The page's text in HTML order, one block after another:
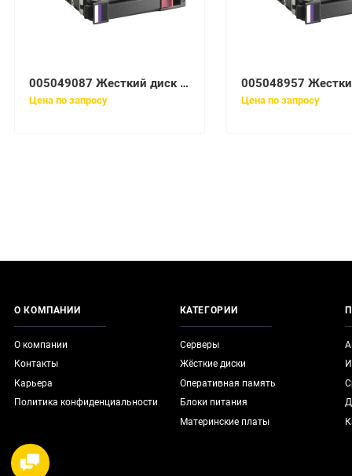
005049087 Жесткий диск EMC Clariion 450Gb 15K 3.5'' Fibre Channel 4Gb/s
Цена по запросу Цена по запросу
О КОМПАНИИ
О компании
Контакты
Карьера
Политика конфиденциальности
КАТЕГОРИИ
Серверы
Жёсткие диски
Оперативная память
Блоки питания
Материнские платы